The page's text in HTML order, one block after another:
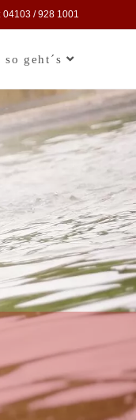
04103 / 928 1001
so geht´s